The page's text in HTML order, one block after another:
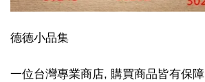
德德小品集
一位台灣專業商店, 購買商品皆有保障